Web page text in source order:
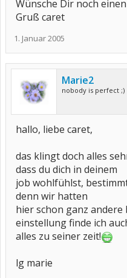
Wünsche Dir noch
Gruß caret
1. Januar 2005
Marie2
nobody is perfect ;)
hallo, liebe caret,
das klingt doch alles
dass du dich in deinem
job wohlfühlst,
denn wir hatten
hier schon ganz andere
einstellung finde ich
alles zu seiner zeit!
lg marie